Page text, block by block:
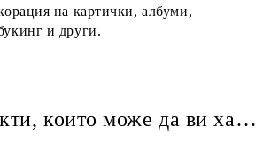
на картички, албуми,
и други.
Други продукти, които може да ви харесат